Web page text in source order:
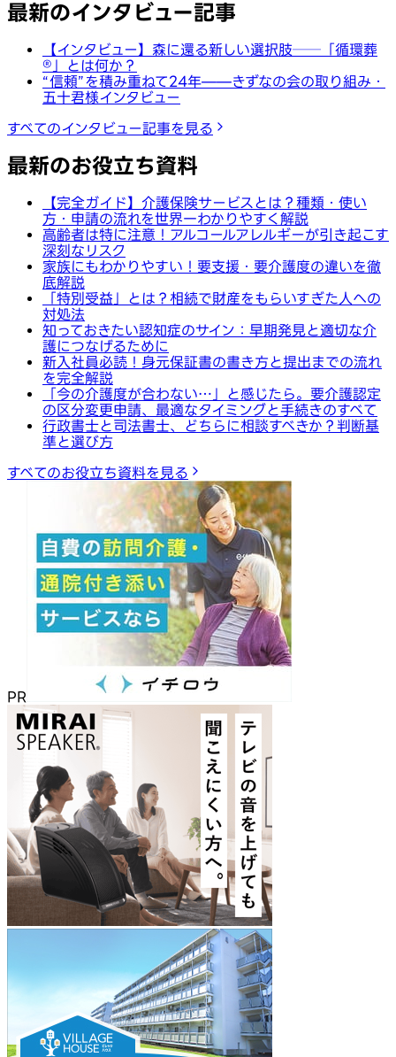
最新のインタビュー記事
【インタビュー】森に還る新しい選択肢──「循環葬
®︎」とは何か？
“信頼”を積み重ねて24年——きずなの会の取り組み・
五十君様インタビュー
すべてのインタビュー記事を見る
最新のお役立ち資料
【完全ガイド】介護保険サービスとは？種類・使い
方・申請の流れを世界一わかりやすく解説
高齢者は特に注意！アルコールアレルギーが引き起こす
深刻なリスク
家族にもわかりやすい！要支援・要介護度の違いを徹
底解説
「特別受益」とは？相続で財産をもらいすぎた人への
対処法
知っておきたい認知症のサイン：早期発見と適切な介
護につなげるために
新入社員必読！身元保証書の書き方と提出までの流れ
を完全解説
「今の介護度が合わない…」と感じたら。要介護認定
の区分変更申請、最適なタイミングと手続きのすべて
行政書士と司法書士、どちらに相談すべきか？判断基
準と選び方
すべてのお役立ち資料を見る
PR